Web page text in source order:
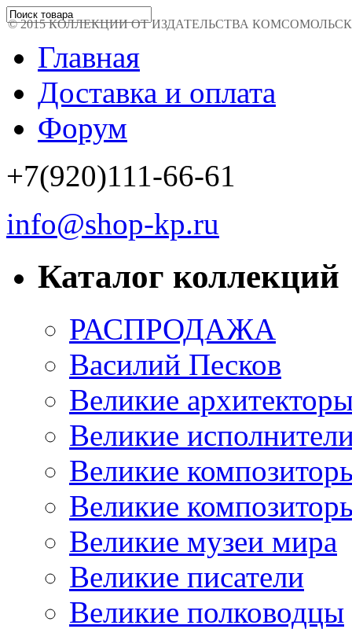
Главная
Доставка и оплата
Форум
+7(920)111-66-61
info@shop-kp.ru
Каталог коллекций
РАСПРОДАЖА
Василий Песков
Великие
Великие
Великие
Великие
Великие музеи мира
Великие писатели
Великие полководцы
© 2015 КОЛЛЕКЦИИ ОТ ИЗДАТЕЛЬСТВА